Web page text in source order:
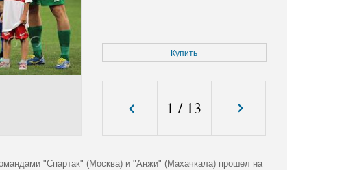
Купить
1 / 13
"Спартак" (Москва) и "Анжи" (Махачкала) прошел на